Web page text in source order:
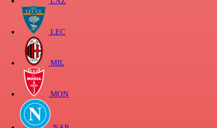
LEC
MIL
MON